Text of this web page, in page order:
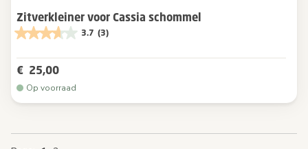
Zitverkleiner voor Cassia schommel
3.7 (3)
€ 25,00
Op voorraad